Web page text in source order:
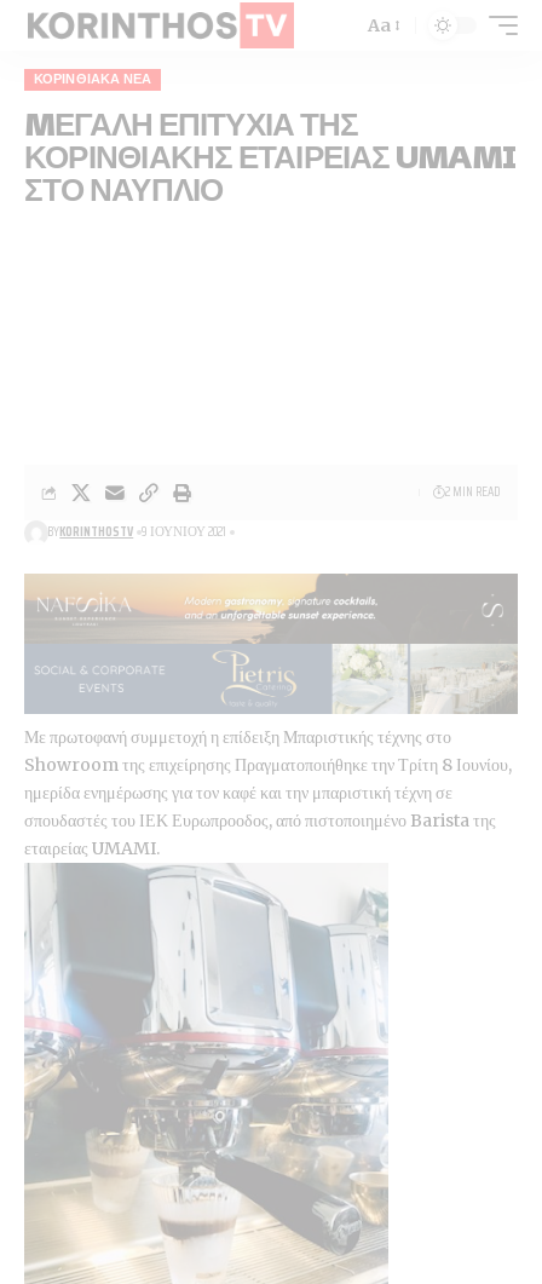
Aa
ΚΟΡΙΝΘΙΑΚΆ ΝΈΑ
MΕΓΑΛΗ ΕΠΙΤΥΧΙΑ ΤΗΣ
ΚΟΡΙΝΘΙΑΚΗΣ ΕΤΑΙΡΕΙΑΣ UMAMI
ΣΤΟ ΝΑΥΠΛΙΟ
BYKORINTHOSTV 9 ΙΟΥΝΊΟΥ 2021
2 MIN READ
Με πρωτοφανή συμμετοχή η επίδειξη Μπαριστικής τέχνης στο
Showroom της επιχείρησης Πραγματοποιήθηκε την Τρίτη 8 Ιουνίου,
ημερίδα ενημέρωσης για τον καφέ και την μπαριστική τέχνη σε
σπουδαστές του ΙΕΚ Ευρωπροοδος, από πιστοποιημένο Barista της
εταιρείας UMAMI.